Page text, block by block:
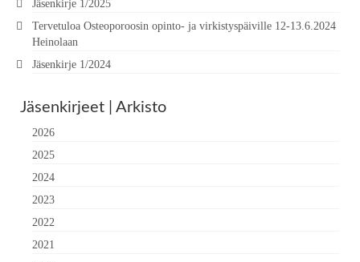
Jäsenkirje 1/2025
Tervetuloa Osteoporoosin opinto- ja virkistyspäiville 12-13.6.2024
Heinolaan
Jäsenkirje 1/2024
Jäsenkirjeet | Arkisto
2026
2025
2024
2023
2022
2021